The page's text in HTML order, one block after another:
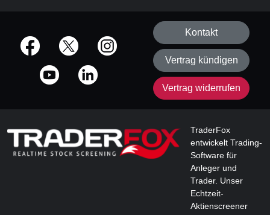
offizielle Social Media-Accounts
Kontakt
Vertrag kündigen
Vertrag widerrufen
TraderFox
entwickelt Trading-
Software für
Anleger und
Trader. Unser
Echtzeit-
Aktienscreener